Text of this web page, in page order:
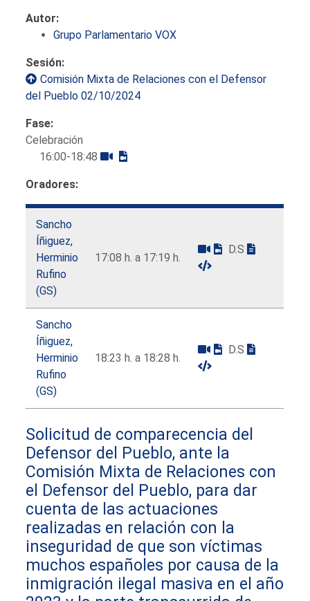
Autor:
Grupo Parlamentario VOX
Sesión:
Comisión Mixta de Relaciones con el Defensor
del Pueblo 02/10/2024
Fase:
Celebración
16:00-18:48
Oradores:
Sancho
Íñiguez,
Herminio
Rufino
(GS)
17:08 h. a 17:19 h.
D.S
Sancho
Íñiguez,
Herminio
Rufino
(GS)
18:23 h. a 18:28 h.
D.S
Solicitud de comparecencia del
Defensor del Pueblo, ante la
Comisión Mixta de Relaciones con
el Defensor del Pueblo, para dar
cuenta de las actuaciones
realizadas en relación con la
inseguridad de que son víctimas
muchos españoles por causa de la
inmigración ilegal masiva en el año